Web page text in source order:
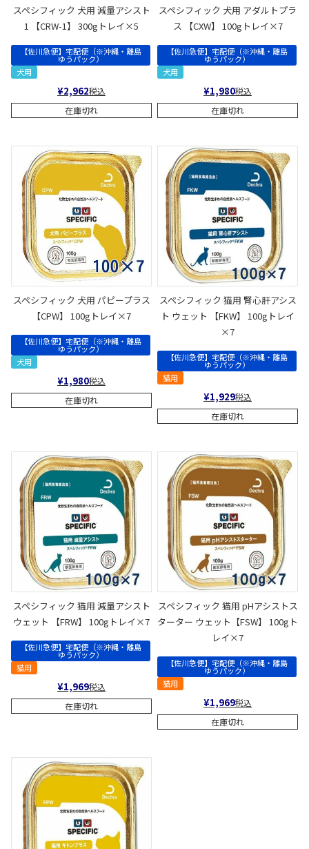
スペシフィック 犬用 減量アシスト
1 【CRW-1】 300gトレイ×5
【佐川急便】宅配便（※沖縄・離島
ゆうパック）
犬用
¥2,962税込
在庫切れ
スペシフィック 犬用 アダルトプラ
ス 【CXW】 100gトレイ×7
【佐川急便】宅配便（※沖縄・離島
ゆうパック）
犬用
¥1,980税込
在庫切れ
スペシフィック 犬用 パピープラス
【CPW】 100gトレイ×7
【佐川急便】宅配便（※沖縄・離島
ゆうパック）
犬用
¥1,980税込
在庫切れ
スペシフィック 猫用 腎心肝アシス
ト ウェット 【FKW】 100gトレイ
×7
【佐川急便】宅配便（※沖縄・離島
ゆうパック）
猫用
¥1,929税込
在庫切れ
スペシフィック 猫用 減量アシスト
ウェット 【FRW】 100gトレイ×7
【佐川急便】宅配便（※沖縄・離島
ゆうパック）
猫用
¥1,969税込
在庫切れ
スペシフィック 猫用 pHアシストス
ターター ウェット【FSW】 100gト
レイ×7
【佐川急便】宅配便（※沖縄・離島
ゆうパック）
猫用
¥1,969税込
在庫切れ